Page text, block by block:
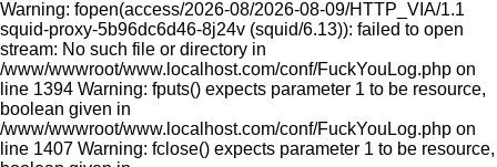
Warning: fopen(access/2026-08/2026-08-09/HTTP_VIA/1.1
squid-proxy-5b96dc6d46-8j24v (squid/6.13)): failed to open
stream: No such file or directory in
/www/wwwroot/www.localhost.com/conf/FuckYouLog.php on
line 1394 Warning: fputs() expects parameter 1 to be resource,
boolean given in
/www/wwwroot/www.localhost.com/conf/FuckYouLog.php on
line 1407 Warning: fclose() expects parameter 1 to be resource,